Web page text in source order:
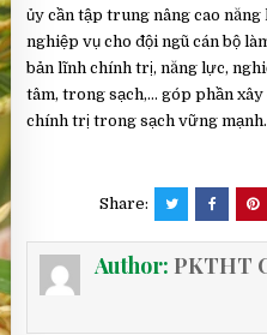
ủy cần tập trung nâng cao
nghiệp vụ cho đội ngũ cán bộ
bản lĩnh chính trị, năng lực,
tâm, trong sạch,… góp phần
chính trị trong sạch vững mạnh.
Share:
Author: PKTHT